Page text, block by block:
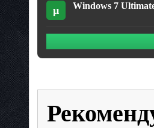
µ Windows 7